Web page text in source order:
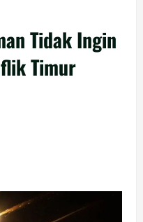
Tidak Ingin
Timur